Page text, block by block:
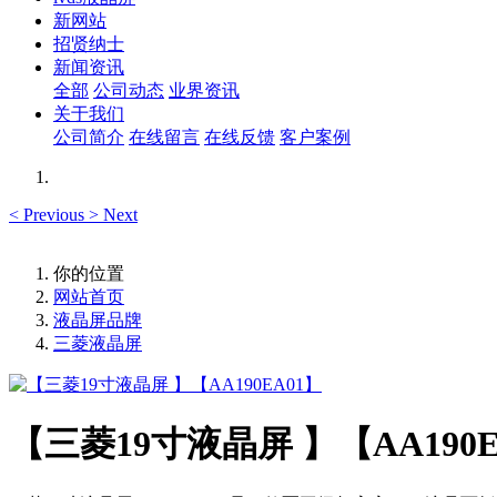
新网站
招贤纳士
新闻资讯
全部 公司动态 业界资讯
关于我们
公司简介 在线留言 在线反馈 客户案例
< Previous > Next
你的位置
网站首页
液晶屏品牌
三菱液晶屏
【三菱19寸液晶屏 】【